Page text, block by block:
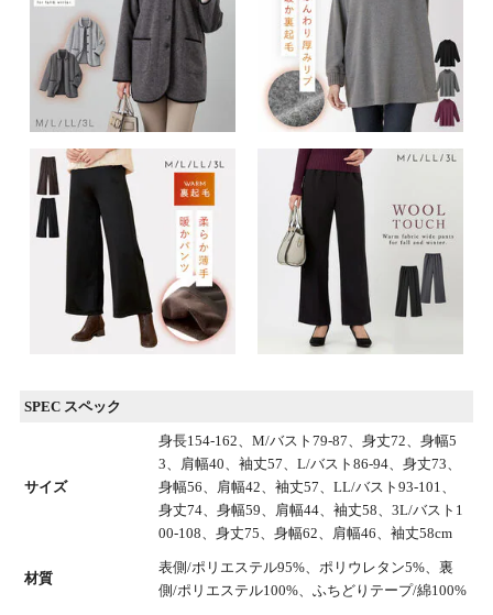
SPEC スペック
サイズ
身長154-162、M/バスト79-87、身丈72、身幅5
3、肩幅40、袖丈57、L/バスト86-94、身丈73、
身幅56、肩幅42、袖丈57、LL/バスト93-101、
身丈74、身幅59、肩幅44、袖丈58、3L/バスト1
00-108、身丈75、身幅62、肩幅46、袖丈58cm
材質
表側/ポリエステル95%、ポリウレタン5%、裏
側/ポリエステル100%、ふちどりテープ/綿100%